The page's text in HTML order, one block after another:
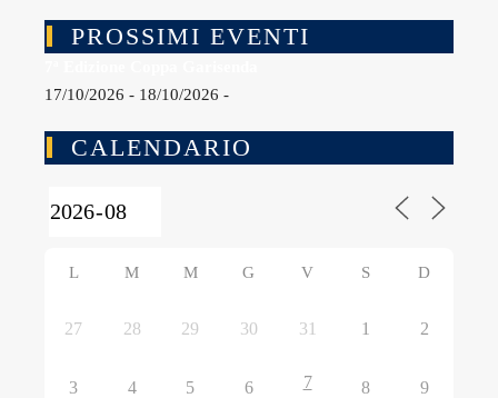
PROSSIMI EVENTI
17/10/2026 - 18/10/2026 -
CALENDARIO
L M M G V S D
27 28 29 30 31 1 2
3 4 5 6 7 8 9